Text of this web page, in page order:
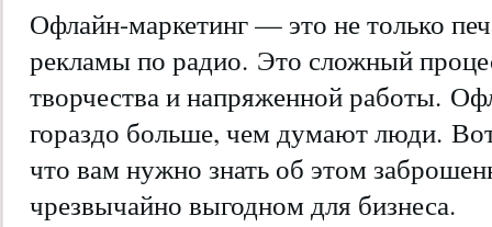
Офлайн-маркетинг — это не только
рекламы по радио. Это сложный
творчества и напряженной работы.
гораздо больше, чем думают люди.
что вам нужно знать об этом
чрезвычайно выгодном для бизнеса.